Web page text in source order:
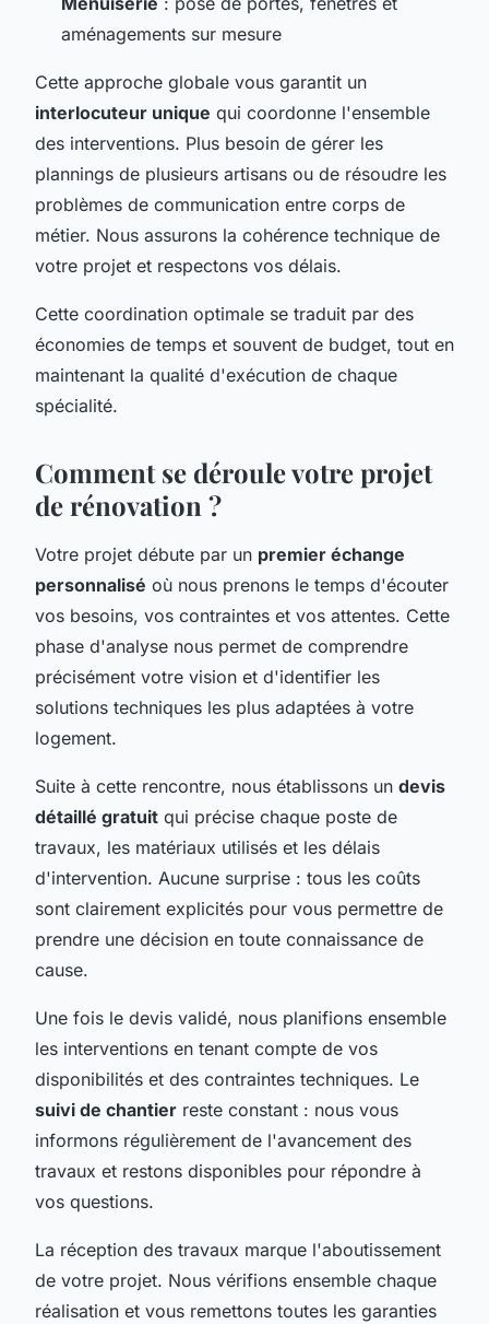
aménagements sur mesure
Cette approche globale vous garantit un
interlocuteur unique qui coordonne l'ensemble
des interventions. Plus besoin de gérer les
plannings de plusieurs artisans ou de résoudre les
problèmes de communication entre corps de
métier. Nous assurons la cohérence technique de
votre projet et respectons vos délais.
Cette coordination optimale se traduit par des
économies de temps et souvent de budget, tout en
maintenant la qualité d'exécution de chaque
spécialité.
Comment se déroule votre projet
de rénovation ?
Votre projet débute par un premier échange
personnalisé où nous prenons le temps d'écouter
vos besoins, vos contraintes et vos attentes. Cette
phase d'analyse nous permet de comprendre
précisément votre vision et d'identifier les
solutions techniques les plus adaptées à votre
logement.
Suite à cette rencontre, nous établissons un devis
détaillé gratuit qui précise chaque poste de
travaux, les matériaux utilisés et les délais
d'intervention. Aucune surprise : tous les coûts
sont clairement explicités pour vous permettre de
prendre une décision en toute connaissance de
cause.
Une fois le devis validé, nous planifions ensemble
les interventions en tenant compte de vos
disponibilités et des contraintes techniques. Le
suivi de chantier reste constant : nous vous
informons régulièrement de l'avancement des
travaux et restons disponibles pour répondre à
vos questions.
La réception des travaux marque l'aboutissement
de votre projet. Nous vérifions ensemble chaque
réalisation et vous remettons toutes les garanties